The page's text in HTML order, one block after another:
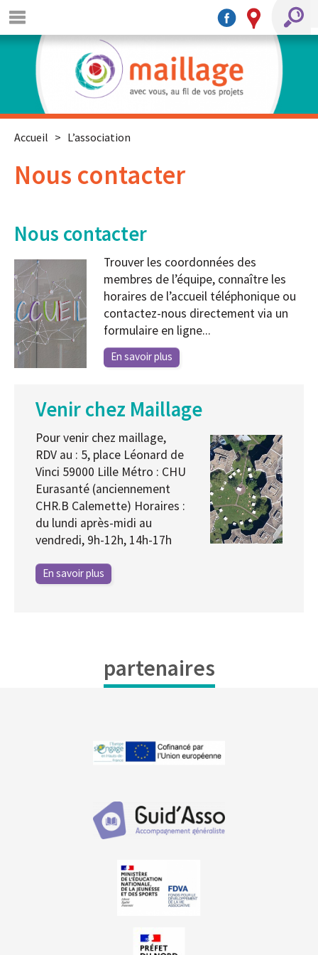
Accueil > L’association
Nous contacter
Nous contacter
Trouver les coordonnées des
membres de l’équipe, connaître les
horaires de l’accueil téléphonique ou
contactez-nous directement via un
formulaire en ligne...
En savoir plus
Venir chez Maillage
Pour venir chez maillage,
RDV au : 5, place Léonard de
Vinci 59000 Lille Métro : CHU
Eurasanté (anciennement
CHR.B Calemette) Horaires :
du lundi après-midi au
vendredi, 9h-12h, 14h-17h
En savoir plus
partenaires